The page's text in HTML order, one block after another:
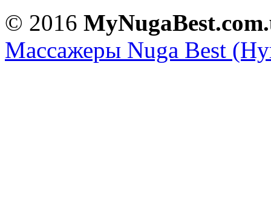
© 2016
Массажеры Nuga Best